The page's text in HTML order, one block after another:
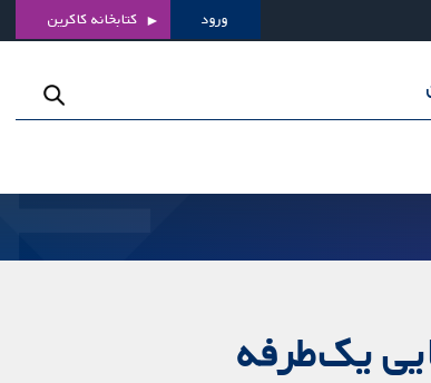
ورود کتابخانه کاکرین
یک‌طرفه